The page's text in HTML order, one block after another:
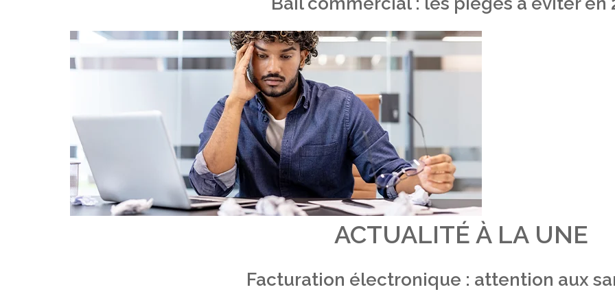
ACTUALITÉ À LA UNE
Facturation électronique : attention aux